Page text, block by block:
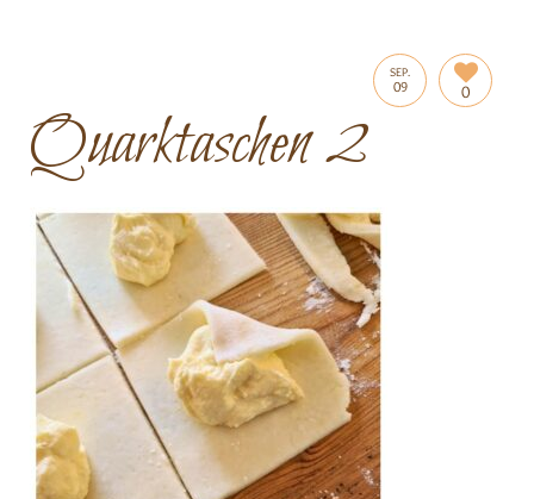
SEP.
09 0
Quarktaschen 2